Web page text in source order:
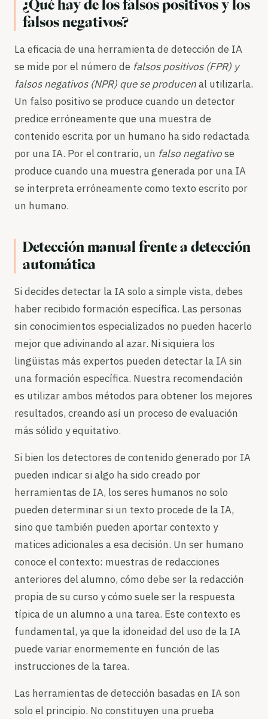
¿Qué hay de los falsos positivos y los
falsos negativos?
La eficacia de una herramienta de detección de IA
se mide por el número de falsos positivos (FPR) y
falsos negativos (NPR) que se producenal utilizarla.
Un falso positivo se produce cuando un detector
predice erróneamente que una muestra de
contenido escrita por un humano ha sido redactada
por una IA. Por el contrario, un falso negativose
produce cuando una muestra generada por una IA
se interpreta erróneamente como texto escrito por
un humano.
Detección manual frente a detección
automática
Si decides detectar la IA solo a simple vista, debes
haber recibido formación específica. Las personas
sin conocimientos especializados no pueden hacerlo
mejor que adivinando al azar. Ni siquiera los
lingüistas más expertos pueden detectar la IA sin
una formación específica. Nuestra recomendación
es utilizar ambos métodos para obtener los mejores
resultados, creando así un proceso de evaluación
más sólido y equitativo.
Si bien los detectores de contenido generado por IA
pueden indicar si algo ha sido creado por
herramientas de IA, los seres humanos no solo
pueden determinar si un texto procede de la IA,
sino que también pueden aportar contexto y
matices adicionales a esa decisión. Un ser humano
conoce el contexto: muestras de redacciones
anteriores del alumno, cómo debe ser la redacción
propia de su curso y cómo suele ser la respuesta
típica de un alumno a una tarea. Este contexto es
fundamental, ya que la idoneidad del uso de la IA
puede variar enormemente en función de las
instrucciones de la tarea.
Las herramientas de detección basadas en IA son
solo el principio. No constituyen una prueba